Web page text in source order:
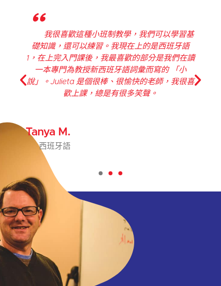
們在讀
我很喜
"CR Languages 西班牙語課程不僅讓我學會
了西班牙語的文法部分，還讓我有機會在小組中
練習說我所學到的東西。課堂既有趣又互動，而
且有足夠的挑戰性，讓我不會感到無聊。